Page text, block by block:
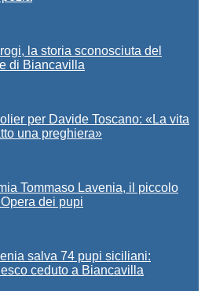
la storia sconosciuta del
di Biancavilla
per Davide Toscano: «La vita
una preghiera»
Tommaso Lavenia, il piccolo
dei pupi
salva 74 pupi siciliani:
ceduto a Biancavilla